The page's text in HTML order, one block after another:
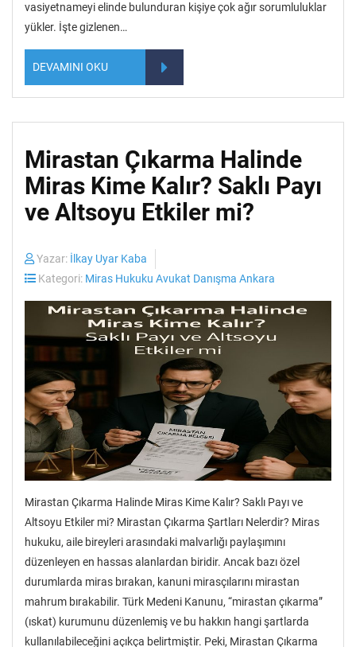
vasiyetnameyi elinde bulunduran kişiye çok ağır sorumluluklar
yükler. İşte gizlenen…
DEVAMINI OKU
Mirastan Çıkarma Halinde
Miras Kime Kalır? Saklı Payı
ve Altsoyu Etkiler mi?
Yazar: İlkay Uyar Kaba
Kategori: Miras Hukuku Avukat Danışma Ankara
Mirastan Çıkarma Halinde Miras Kime Kalır? Saklı Payı ve
Altsoyu Etkiler mi? Mirastan Çıkarma Şartları Nelerdir? Miras
hukuku, aile bireyleri arasındaki malvarlığı paylaşımını
düzenleyen en hassas alanlardan biridir. Ancak bazı özel
durumlarda miras bırakan, kanuni mirasçılarını mirastan
mahrum bırakabilir. Türk Medeni Kanunu, “mirastan çıkarma”
(ıskat) kurumunu düzenlemiş ve bu hakkın hangi şartlarda
kullanılabileceğini açıkça belirtmiştir. Peki, Mirastan Çıkarma